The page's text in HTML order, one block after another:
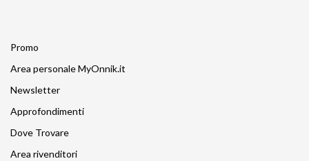
Promo
Area personale MyOnnik.it
Newsletter
Approfondimenti
Dove Trovare
Area rivenditori